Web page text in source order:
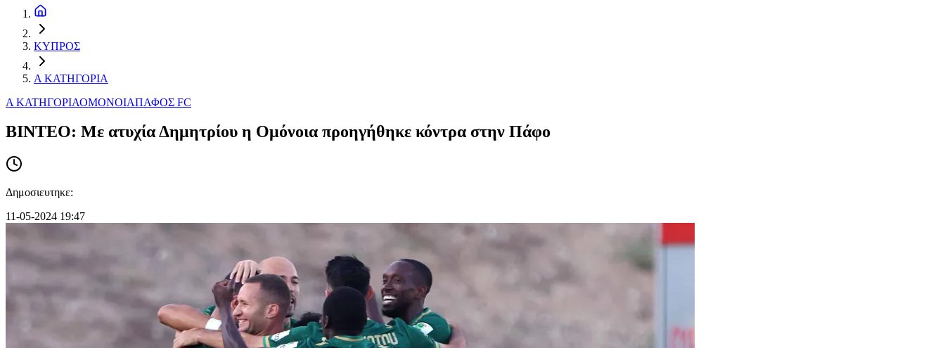
ΚΥΠΡΟΣ
Α ΚΑΤΗΓΟΡΙΑ
Α ΚΑΤΗΓΟΡΙΑΟΜΟΝΟΙΑΠΑΦΟΣ FC
ΒΙΝΤΕΟ: Mε ατυχία Δημητρίου η Ομόνοια προηγήθηκε κόντρα στην Πάφο
Δημοσιευτηκε:
11-05-2024 19:47